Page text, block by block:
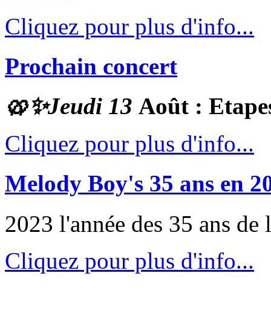
Cliquez pour plus d'info...
Prochain concert
🥨✨Jeudi 13 Août :
Cliquez pour plus d'info...
Melody Boy's 35 ans en
2023 l'année des 35 ans
Cliquez pour plus d'info...